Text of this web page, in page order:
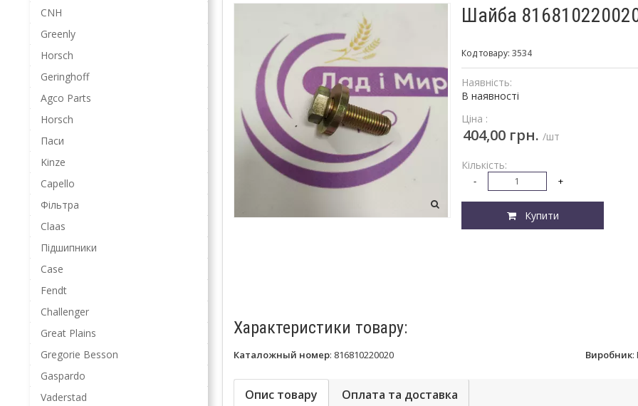
Шайба
Код товару: 3534
Наявність:
В наявності
Ціна :
404,00 грн. /шт
Кількість:
- +
Купити
Характеристики товару:
Каталожный номер: 816810220020 Виробник:
Опис товару Оплата та доставка
CNH
Greenly
Horsch
Geringhoff
Agco Parts
Horsch
Паси
Kinze
Capello
Фільтра
Claas
Підшипники
Case
Fendt
Challenger
Great Plains
Gregorie Besson
Gaspardo
Vaderstad